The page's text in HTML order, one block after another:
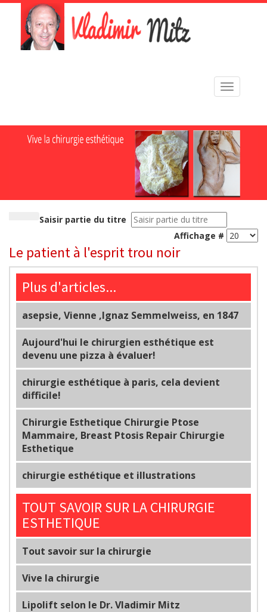
Toggle
navigation
Saisir partie du titre
Affichage #
Le patient à l'esprit trou noir
Plus d'articles...
asepsie, Vienne ,Ignaz Semmelweiss, en 1847
Aujourd'hui le chirurgien esthétique est
devenu une pizza à évaluer!
chirurgie esthétique à paris, cela devient
difficile!
Chirurgie Esthetique Chirurgie Ptose
Mammaire, Breast Ptosis Repair Chirurgie
Esthetique
chirurgie esthétique et illustrations
TOUT SAVOIR SUR LA CHIRURGIE
ESTHETIQUE
Tout savoir sur la chirurgie
Vive la chirurgie
Lipolift selon le Dr. Vladimir Mitz